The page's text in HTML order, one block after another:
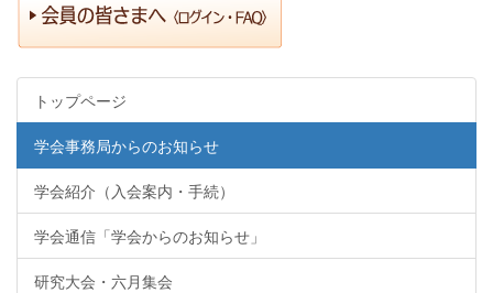
トップページ
学会事務局からのお知らせ
学会紹介（入会案内・手続）
学会通信「学会からのお知らせ」
研究大会・六月集会